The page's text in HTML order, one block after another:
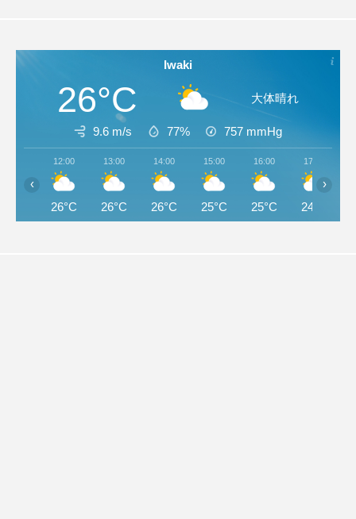
Iwaki
26°C 大体晴れ
9.6 m/s 77% 757 mmHg
12:00
26°C
13:00
26°C
14:00
26°C
15:00
25°C
16:00
25°C
17:00
24°C
‹ ›